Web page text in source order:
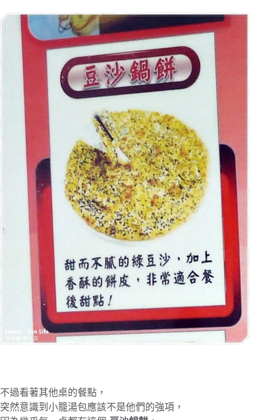
不過看著其他桌的餐點，
突然意識到小籠湯包應該不是他們的強項，